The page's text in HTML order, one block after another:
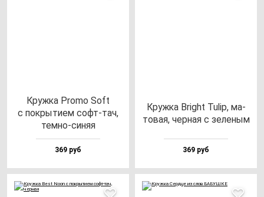
Круж­ка Pro­mo Soft
с пок­ры­ти­ем софт-тач,
тем­но-си­няя
369 руб
Круж­ка Bright Tulip, ма­
то­вая, чер­ная с зе­ле­ным
369 руб